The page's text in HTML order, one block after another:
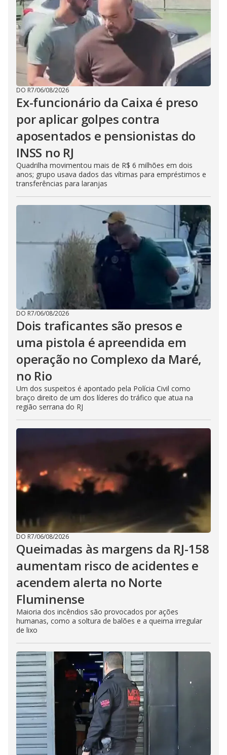
DO R7/06/08/2026
Ex-funcionário da Caixa é preso
por aplicar golpes contra
aposentados e pensionistas do
INSS no RJ
Quadrilha movimentou mais de R$ 6 milhões em dois
anos; grupo usava dados das vítimas para empréstimos e
transferências para laranjas
DO R7/06/08/2026
Dois traficantes são presos e
uma pistola é apreendida em
operação no Complexo da Maré,
no Rio
Um dos suspeitos é apontado pela Polícia Civil como
braço direito de um dos líderes do tráfico que atua na
região serrana do RJ
DO R7/06/08/2026
Queimadas às margens da RJ-158
aumentam risco de acidentes e
acendem alerta no Norte
Fluminense
Maioria dos incêndios são provocados por ações
humanas, como a soltura de balões e a queima irregular
de lixo